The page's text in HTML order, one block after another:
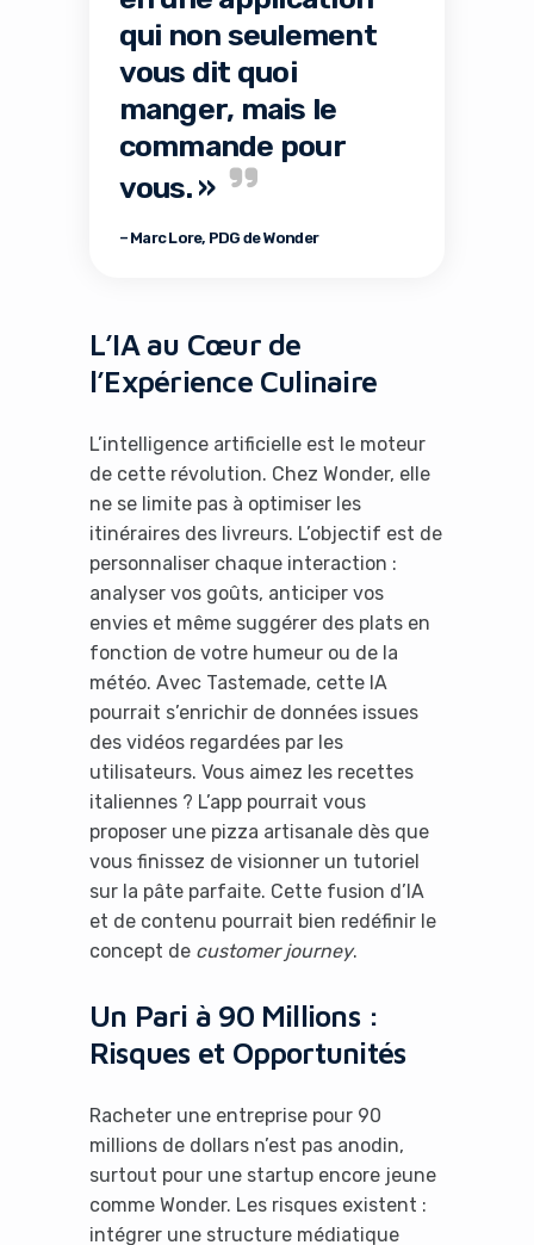
qui non seulement
vous dit quoi
manger, mais le
commande pour
vous. »
– Marc Lore, PDG de Wonder
L’IA au Cœur de
l’Expérience Culinaire
L’intelligence artificielle est le moteur
de cette révolution. Chez Wonder, elle
ne se limite pas à optimiser les
itinéraires des livreurs. L’objectif est de
personnaliser chaque interaction :
analyser vos goûts, anticiper vos
envies et même suggérer des plats en
fonction de votre humeur ou de la
météo. Avec Tastemade, cette IA
pourrait s’enrichir de données issues
des vidéos regardées par les
utilisateurs. Vous aimez les recettes
italiennes ? L’app pourrait vous
proposer une pizza artisanale dès que
vous finissez de visionner un tutoriel
sur la pâte parfaite. Cette fusion d’IA
et de contenu pourrait bien redéfinir le
concept de customer journey.
Un Pari à 90 Millions :
Risques et Opportunités
Racheter une entreprise pour 90
millions de dollars n’est pas anodin,
surtout pour une startup encore jeune
comme Wonder. Les risques existent :
intégrer une structure médiatique